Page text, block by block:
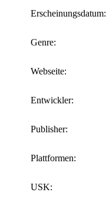
Erscheinungsdatum:
Genre:
Webseite:
Entwickler:
Publisher:
Plattformen:
USK: